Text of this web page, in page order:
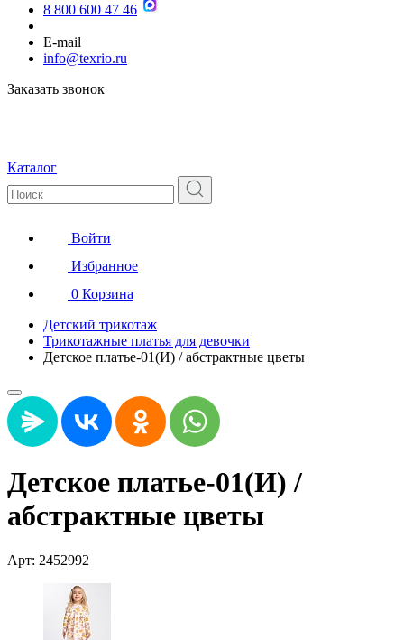
8 800 600 47 46
E-mail
info@texrio.ru
Заказать звонок
Каталог
Войти
Избранное
0 Корзина
Детский трикотаж
Трикотажные платья для девочки
Детское платье-01(И) / абстрактные цветы
Детское платье-01(И) /
абстрактные цветы
Арт: 2452992